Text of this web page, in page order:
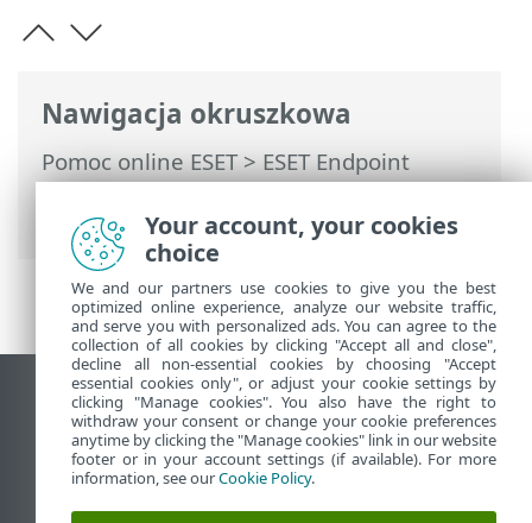
Nawigacja okruszkowa
Pomoc online ESET>ESET Endpoint
Antivirus>Specyfikacje > Obsługiwane
języki
Wyświetl witrynę internetową dla
komputerów
End of Life
Baza wiedzy ESET
Your account, your cookies
choice
We and our partners use cookies to give you the best
optimized online experience, analyze our website traffic,
and serve you with personalized ads. You can agree to the
collection of all cookies by clicking "Accept all and close",
decline all non-essential cookies by choosing "Accept
essential cookies only", or adjust your cookie settings by
clicking "Manage cookies". You also have the right to
withdraw your consent or change your cookie preferences
anytime by clicking the "Manage cookies" link in our website
footer or in your account settings (if available). For more
information, see ourCookie Policy.